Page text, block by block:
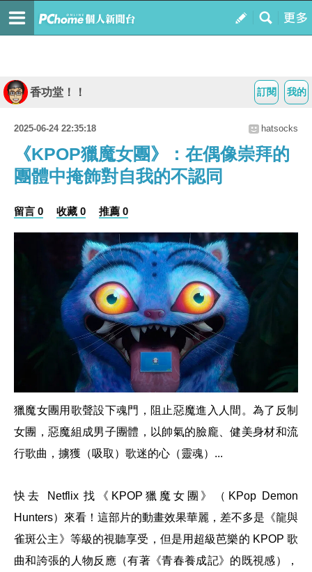
我的
訂閱
香功堂！！
2025-06-24 22:35:18 hatsocks
《KPOP獵魔女團》：在偶像崇拜的
團體中掩飾對自我的不認同
留言 0 收藏 0 推薦 0
獵魔女團用歌聲設下魂門，阻止惡魔進入人間。為了反制
女團，惡魔組成男子團體，以帥氣的臉龐、健美身材和流
行歌曲，擄獲（吸取）歌迷的心（靈魂）...
快去 Netflix 找《KPOP獵魔女團》（KPop Demon
Hunters）來看！這部片的動畫效果華麗，差不多是《龍與
雀斑公主》等級的視聽享受，但是用超級芭樂的 KPOP 歌
曲和誇張的人物反應（有著《青春養成記》的既視感），